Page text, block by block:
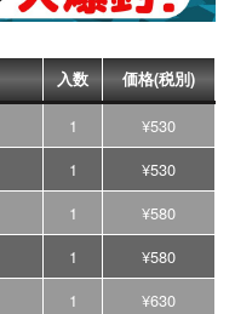
入数 価格(税別)
1
¥530
1
¥530
1
¥580
1
¥580
1
¥630